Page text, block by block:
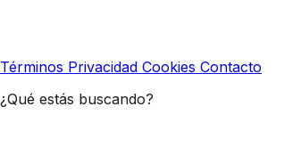
Términos Privacidad Cookies Contacto
¿Qué estás buscando?